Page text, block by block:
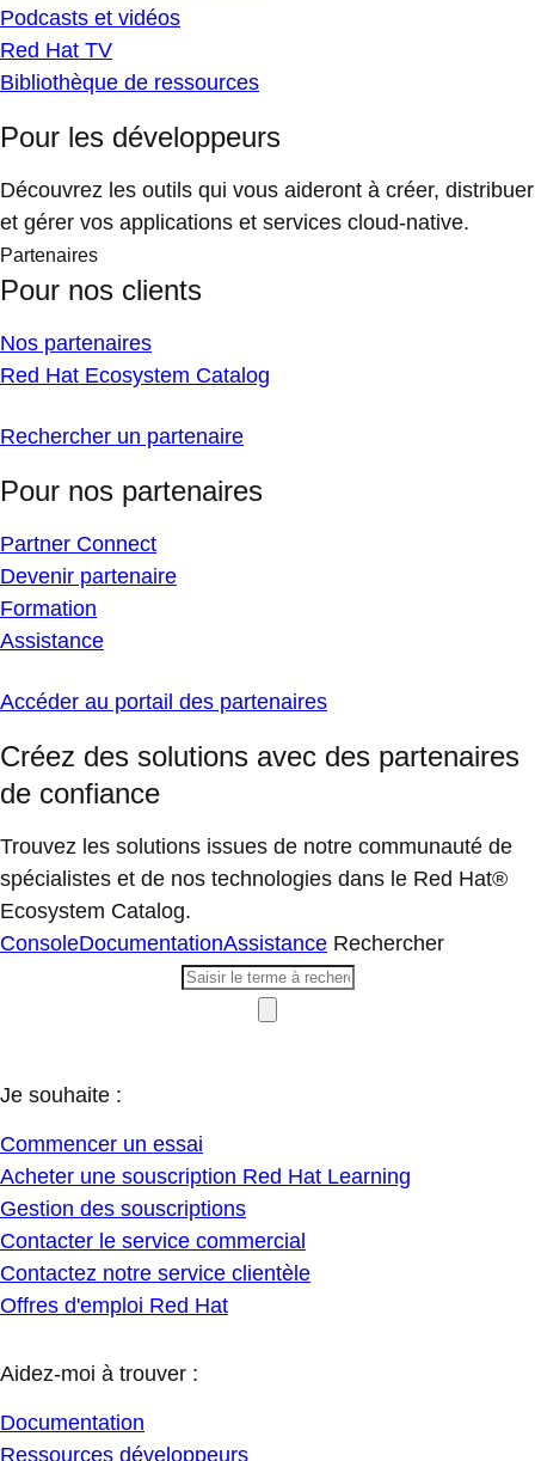
Podcasts et vidéos
Red Hat TV
Bibliothèque de ressources
Pour les développeurs
Découvrez les outils qui vous aideront à créer, distribuer
et gérer vos applications et services cloud-native.
Partenaires
Pour nos clients
Nos partenaires
Red Hat Ecosystem Catalog
Rechercher un partenaire
Pour nos partenaires
Partner Connect
Devenir partenaire
Formation
Assistance
Accéder au portail des partenaires
Créez des solutions avec des partenaires
de confiance
Trouvez les solutions issues de notre communauté de
spécialistes et de nos technologies dans le Red Hat®
Ecosystem Catalog.
ConsoleDocumentationAssistance Rechercher
Je souhaite :
Commencer un essai
Acheter une souscription Red Hat Learning
Gestion des souscriptions
Contacter le service commercial
Contactez notre service clientèle
Offres d'emploi Red Hat
Aidez-moi à trouver :
Documentation
Ressources développeurs